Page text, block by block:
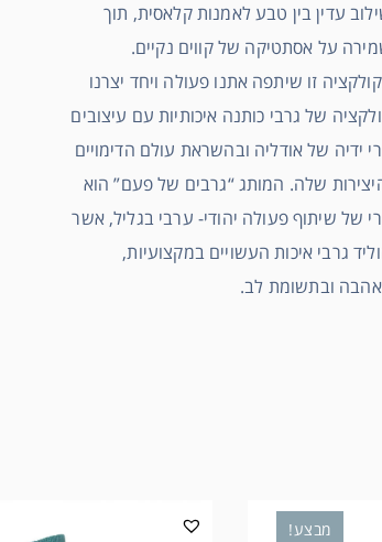
עדין בין טבע לאמנות קלאסית, תוך
על אסתטיקה של קווים נקיים.
זו שיתפה אתנו פעולה ויחד יצרנו
של גרבי כותנה איכותיות עם עיצובים
ידיה של אודליה ובהשראת עולם הדימויים
שלה. המותג “גרבים של פעם” הוא
של שיתוף פעולה יהודי- ערבי בגליל, אשר
גרבי איכות העשויים במקצועיות,
ובתשומת לב.
מבצע!